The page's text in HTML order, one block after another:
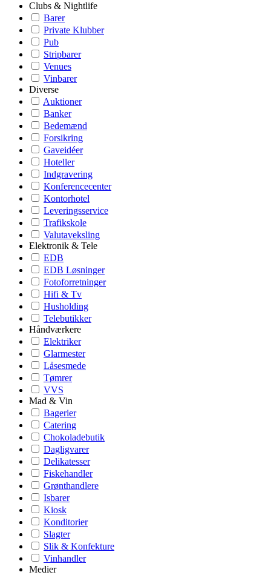
Clubs & Nightlife
Barer
Private Klubber
Pub
Stripbarer
Venues
Vinbarer
Diverse
Auktioner
Banker
Bedemænd
Forsikring
Gaveidéer
Hoteller
Indgravering
Konferencecenter
Kontorhotel
Leveringsservice
Trafikskole
Valutaveksling
Elektronik & Tele
EDB
EDB Løsninger
Fotoforretninger
Hifi & Tv
Husholding
Telebutikker
Håndværkere
Elektriker
Glarmester
Låsesmede
Tømrer
VVS
Mad & Vin
Bagerier
Catering
Chokoladebutik
Dagligvarer
Delikatesser
Fiskehandler
Grønthandlere
Isbarer
Kiosk
Konditorier
Slagter
Slik & Konfekture
Vinhandler
Medier